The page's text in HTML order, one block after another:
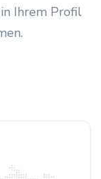
Ihrem Profil